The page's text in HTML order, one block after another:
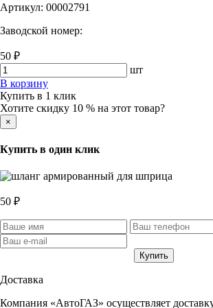
Артикул: 00002791
Заводской номер:
50 ₽
шт
В корзину
Купить в 1 клик
Хотите скидку 10 % на этот товар?
×
Купить в один клик
50 ₽
Доставка
Компания «АвтоГАЗ» осуществляет